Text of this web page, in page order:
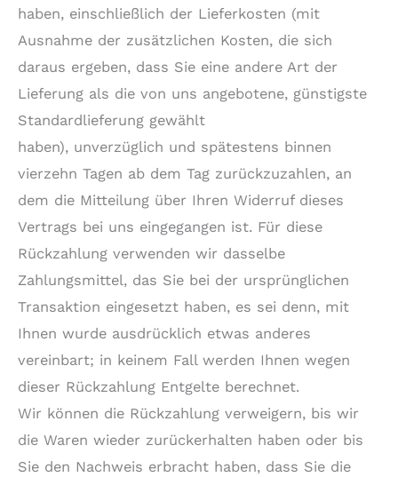
haben, einschließlich der Lieferkosten (mit
Ausnahme der zusätzlichen Kosten, die sich
daraus ergeben, dass Sie eine andere Art der
Lieferung als die von uns angebotene, günstigste
Standardlieferung gewählt
haben), unverzüglich und spätestens binnen
vierzehn Tagen ab dem Tag zurückzuzahlen, an
dem die Mitteilung über Ihren Widerruf dieses
Vertrags bei uns eingegangen ist. Für diese
Rückzahlung verwenden wir dasselbe
Zahlungsmittel, das Sie bei der ursprünglichen
Transaktion eingesetzt haben, es sei denn, mit
Ihnen wurde ausdrücklich etwas anderes
vereinbart; in keinem Fall werden Ihnen wegen
dieser Rückzahlung Entgelte berechnet.
Wir können die Rückzahlung verweigern, bis wir
die Waren wieder zurückerhalten haben oder bis
Sie den Nachweis erbracht haben, dass Sie die